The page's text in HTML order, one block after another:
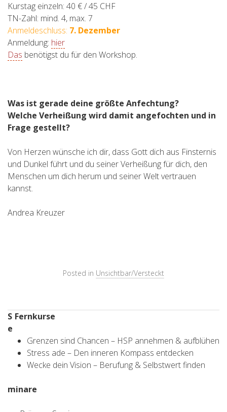
Kurstag einzeln: 40 € / 45 CHF
TN-Zahl: mind. 4, max. 7
Anmeldeschluss: 7. Dezember
Anmeldung: hier
Das benötigst du für den Workshop.
Was ist gerade deine größte Anfechtung?
Welche Verheißung wird damit angefochten und in
Frage gestellt?
Von Herzen wünsche ich dir, dass Gott dich aus Finsternis
und Dunkel führt und du seiner Verheißung für dich, den
Menschen um dich herum und seiner Welt vertrauen
kannst.
Andrea Kreuzer
Posted in Unsichtbar/Versteckt
Fernkurse
Grenzen sind Chancen – HSP annehmen & aufblühen
Stress ade – Den inneren Kompass entdecken
Wecke dein Vision – Berufung & Selbstwert finden
S
e
minare